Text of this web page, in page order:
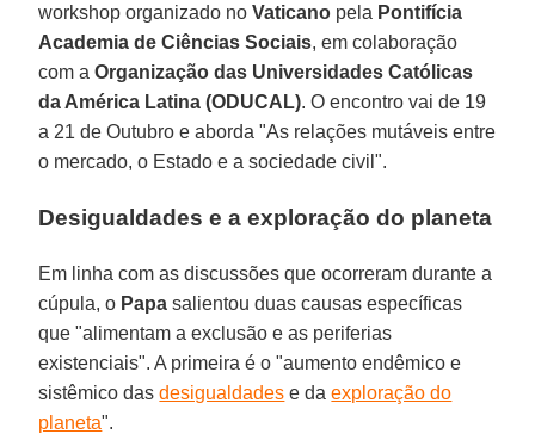
workshop organizado noVaticano pela Pontifícia
Academia de Ciências Sociais, em colaboração
com aOrganização das Universidades Católicas
da América Latina (ODUCAL). O encontro vai de 19
a 21 de Outubro e aborda "As relações mutáveis entre
o mercado, o Estado e a sociedade civil".
Desigualdades e a exploração do planeta
Em linha com as discussões que ocorreram durante a
cúpula, o Papa salientou duas causas específicas
que "alimentam a exclusão e as periferias
existenciais". A primeira é o "aumento endêmico e
sistêmico dasdesigualdades e daexploração do
planeta".